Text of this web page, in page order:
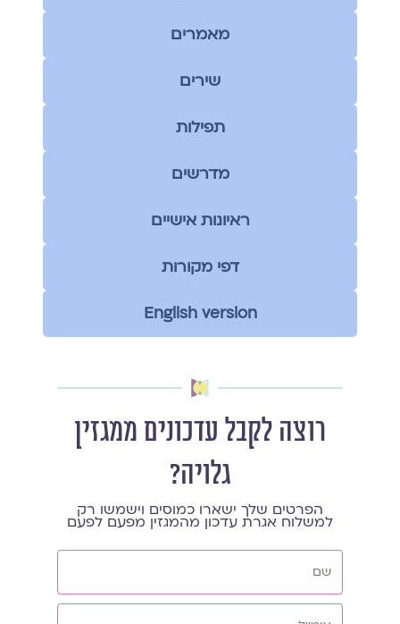
מאמרים
שירים
תפילות
מדרשים
ראיונות אישיים
דפי מקורות
English version
רוצה לקבל עדכונים ממגזין
גלויה?
הפרטים שלך ישארו כמוסים וישמשו רק
למשלוח אגרת עדכון מהמגזין מפעם לפעם